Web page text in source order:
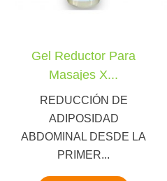
Gel Reductor Para
Masajes X...
REDUCCIÓN DE
ADIPOSIDAD
ABDOMINAL DESDE LA
PRIMER...